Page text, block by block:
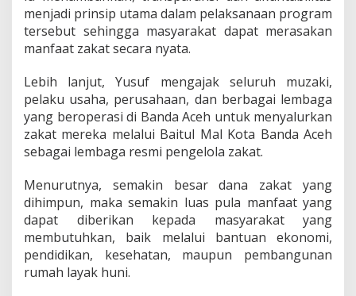
menjadi prinsip utama dalam pelaksanaan program
tersebut sehingga masyarakat dapat merasakan
manfaat zakat secara nyata.
Lebih lanjut, Yusuf mengajak seluruh muzaki,
pelaku usaha, perusahaan, dan berbagai lembaga
yang beroperasi di Banda Aceh untuk menyalurkan
zakat mereka melalui Baitul Mal Kota Banda Aceh
sebagai lembaga resmi pengelola zakat.
Menurutnya, semakin besar dana zakat yang
dihimpun, maka semakin luas pula manfaat yang
dapat diberikan kepada masyarakat yang
membutuhkan, baik melalui bantuan ekonomi,
pendidikan, kesehatan, maupun pembangunan
rumah layak huni.